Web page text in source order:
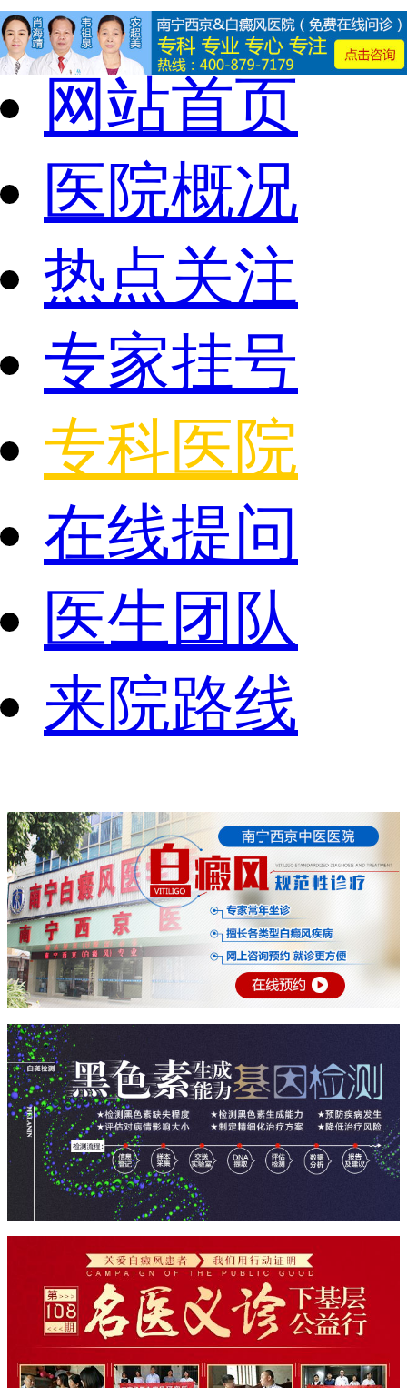
网站首页
医院概况
热点关注
专家挂号
专科医院
在线提问
医生团队
来院路线